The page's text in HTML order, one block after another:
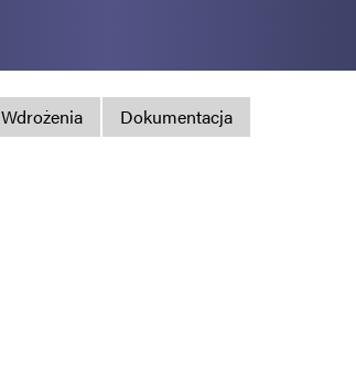
Wdrożenia DokumentacjaMapa strony